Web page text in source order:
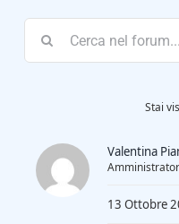
Home
Project Overview
Gasification Process
Stai
Valentina
13 Ottobre